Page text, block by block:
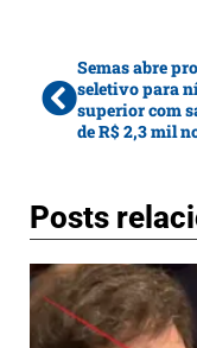
Semas abre
seletivo para
superior com
de R$ 2,3 mil
Posts